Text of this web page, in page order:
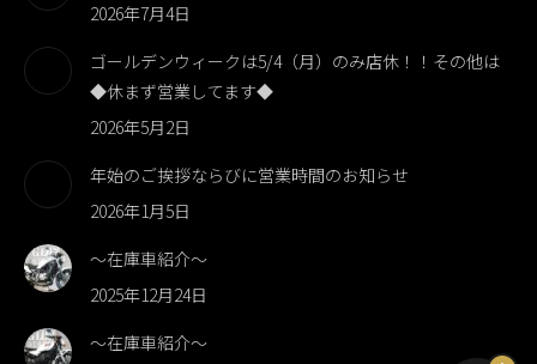
2026年7月4日
ゴールデンウィークは5/4（月）のみ店休！！その他は
◆休まず営業してます◆
2026年5月2日
年始のご挨拶ならびに営業時間のお知らせ
2026年1月5日
～在庫車紹介～
2025年12月24日
～在庫車紹介～